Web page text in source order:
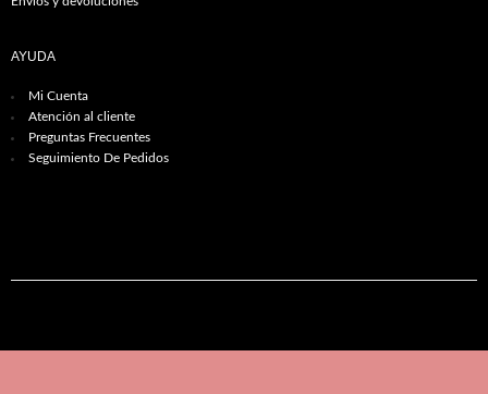
AYUDA
Mi Cuenta
Atención al cliente
Preguntas Frecuentes
Seguimiento De Pedidos